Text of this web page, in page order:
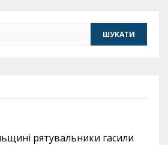
рятувальники гасили